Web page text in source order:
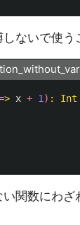
ないで使う
x + 1 ) : Int
関数にわざ